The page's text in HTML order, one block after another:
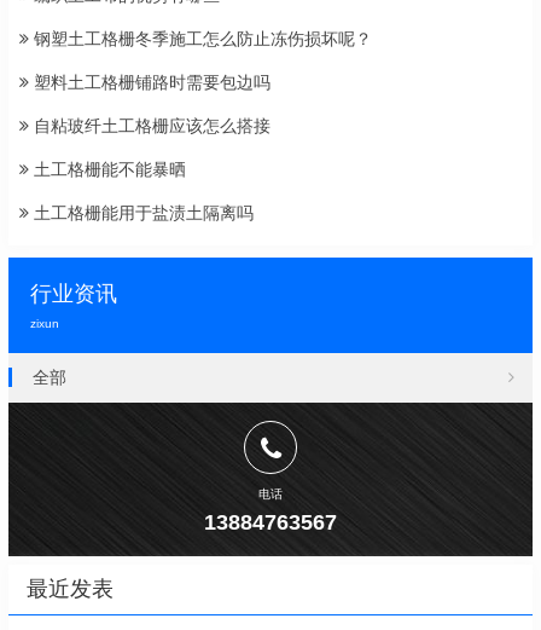
钢塑土工格栅冬季施工怎么防止冻伤损坏呢？
塑料土工格栅铺路时需要包边吗
自粘玻纤土工格栅应该怎么搭接
土工格栅能不能暴晒
土工格栅能用于盐渍土隔离吗
行业资讯
zixun
全部
电话
13884763567
最近发表